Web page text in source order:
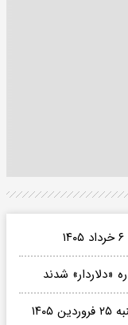
«دلاردار» شدند